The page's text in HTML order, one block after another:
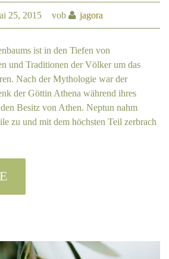
25, 2015 vob jagora
ist in den Tiefen von
und Traditionen der Völker um das
Nach der Mythologie war der
der Göttin Athena während ihres
Besitz von Athen. Neptun nahm
zu und mit dem höchsten Teil zerbrach